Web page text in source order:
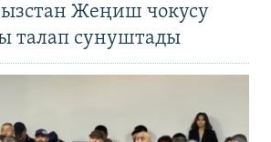
Жеңиш чокусу
талап сунуштады